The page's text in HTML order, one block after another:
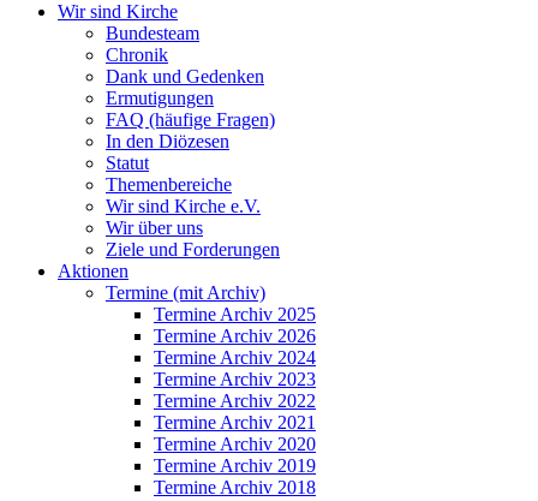
Wir sind Kirche
Bundesteam
Chronik
Dank und Gedenken
Ermutigungen
FAQ (häufige Fragen)
In den Diözesen
Statut
Themenbereiche
Wir sind Kirche e.V.
Wir über uns
Ziele und Forderungen
Aktionen
Termine (mit Archiv)
Termine Archiv 2025
Termine Archiv 2026
Termine Archiv 2024
Termine Archiv 2023
Termine Archiv 2022
Termine Archiv 2021
Termine Archiv 2020
Termine Archiv 2019
Termine Archiv 2018